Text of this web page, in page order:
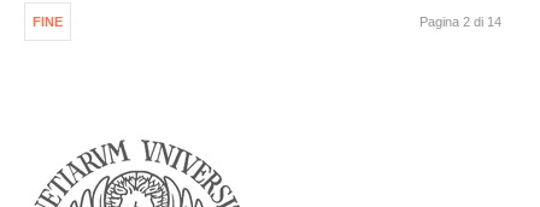
FINE Pagina 2 di 14